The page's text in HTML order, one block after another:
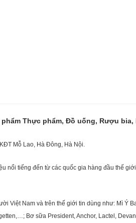
Thực phẩm, Đồ uống, Rượu bia,
Mỗ Lao, Hà Đông, Hà Nội.
nổi tiếng đến từ các quốc gia hàng đầu thế
Việt Nam và trên thế giới tin dùng như: Mì Ý
Bơ sữa President, Anchor, Lactel,